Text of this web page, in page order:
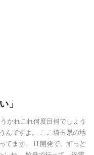
」
かれこれ何度目何でしょう
んですよ。 ここ埼玉県の地
てます。 IT開発で、ずっと